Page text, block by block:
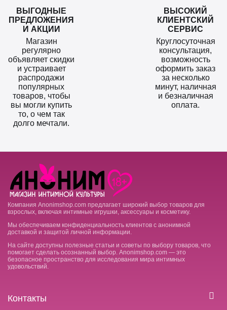
ВЫГОДНЫЕ
ПРЕДЛОЖЕНИЯ
И АКЦИИ
Магазин
регулярно
объявляет скидки
и устраивает
распродажи
популярных
товаров, чтобы
вы могли купить
то, о чем так
долго мечтали.
ВЫСОКИЙ
КЛИЕНТСКИЙ
СЕРВИС
Круглосуточная
консультация,
возможность
оформить заказ
за несколько
минут, наличная
и безналичная
оплата.
Компания Anonimshop.com предлагает широкий выбор товаров для
взрослых, включая интимные игрушки, аксессуары и косметику.
Мы обеспечиваем конфиденциальность клиентов с анонимной
доставкой и защитой личной информации.
На сайте доступны полезные статьи и советы по выбору товаров, что
помогает сделать осознанный выбор. Anonimshop.com — это
безопасное пространство для исследования мира интимных
удовольствий.
Контакты